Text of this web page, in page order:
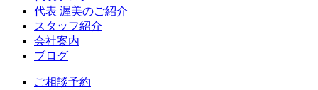
代表 渥美のご紹介
スタッフ紹介
会社案内
ブログ
ご相談予約